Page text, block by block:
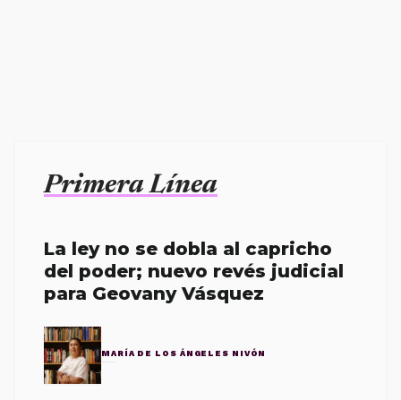
Primera Línea
La ley no se dobla al capricho
del poder; nuevo revés judicial
para Geovany Vásquez
MARÍA DE LOS ÁNGELES NIVÓN